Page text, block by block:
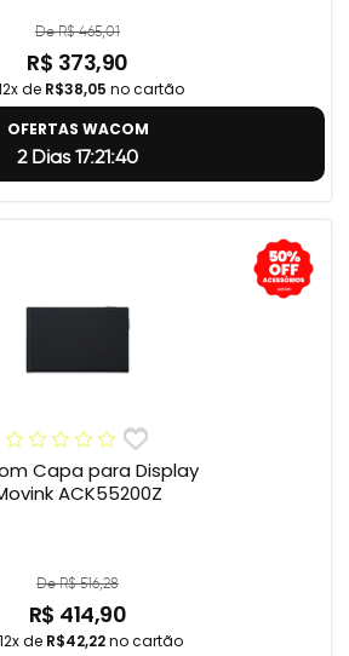
De R$ 465,01
R$ 373,90
de R$38,05 no cartão
OFERTAS WACOM
2 Dias 17:21:39
Capa para Display
ACK55200Z
De R$ 516,28
R$ 414,90
de R$42,22no cartão